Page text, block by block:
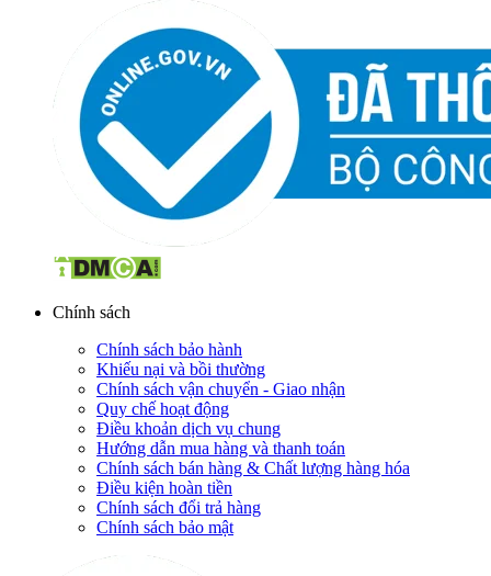
Chính sách
Chính sách bảo hành
Khiếu nại và bồi thường
Chính sách vận chuyển - Giao nhận
Quy chế hoạt động
Điều khoản dịch vụ chung
Hướng dẫn mua hàng và thanh toán
Chính sách bán hàng & Chất lượng hàng hóa
Điều kiện hoàn tiền
Chính sách đổi trả hàng
Chính sách bảo mật